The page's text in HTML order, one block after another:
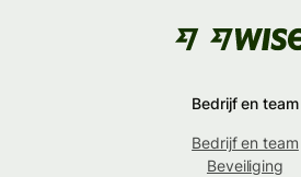
Bedrijf en team
Bedrijf en team
Beveiliging